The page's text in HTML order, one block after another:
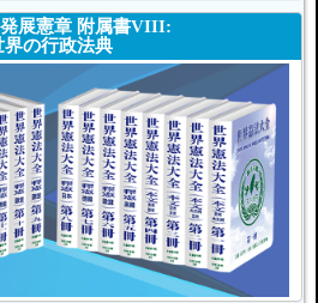
展憲章 附属書VIII:
界の行政法典